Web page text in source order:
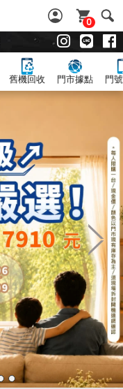
0
舊機回收 門市據點 門